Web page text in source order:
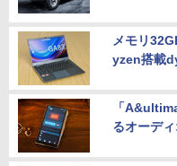
メモリ
yzen搭載
「
るオーデ